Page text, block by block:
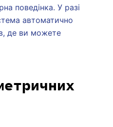
поведінка. У разі
автоматично
де ви можете